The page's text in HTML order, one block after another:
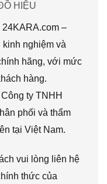
HIỆU
–
nghiệm và
hãng, với mức
hàng.
ty TNHH
phối và thẩm
tại Việt Nam.
vui lòng liên hệ
thức của